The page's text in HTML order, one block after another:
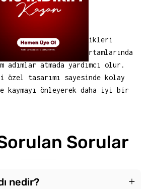
PU-PU TABAN
düzey tutunma özellikleri
zorlu çalışma ortamlarında
adımlar atmada yardımcı olur.
özel tasarımı sayesinde kolay
kaymayı önleyerek daha iyi bir
Sorular
nedir?